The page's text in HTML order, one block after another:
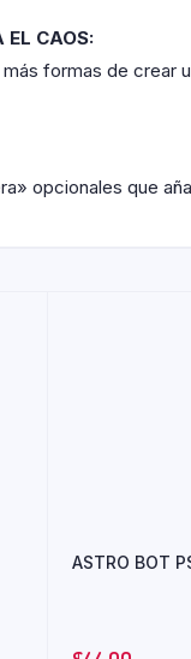
EL CAOS:
formas de crear
opcionales que
ASTRO BOT